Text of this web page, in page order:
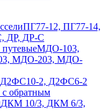
ПГ77-12, ПГ77-14,
ДР, ДР-С
путевыеМДО-103,
МДО-203, МДО-
Д2ФС10-2, Д2ФС6-2
с обратным
ДКМ 10/3, ДКМ 6/3,